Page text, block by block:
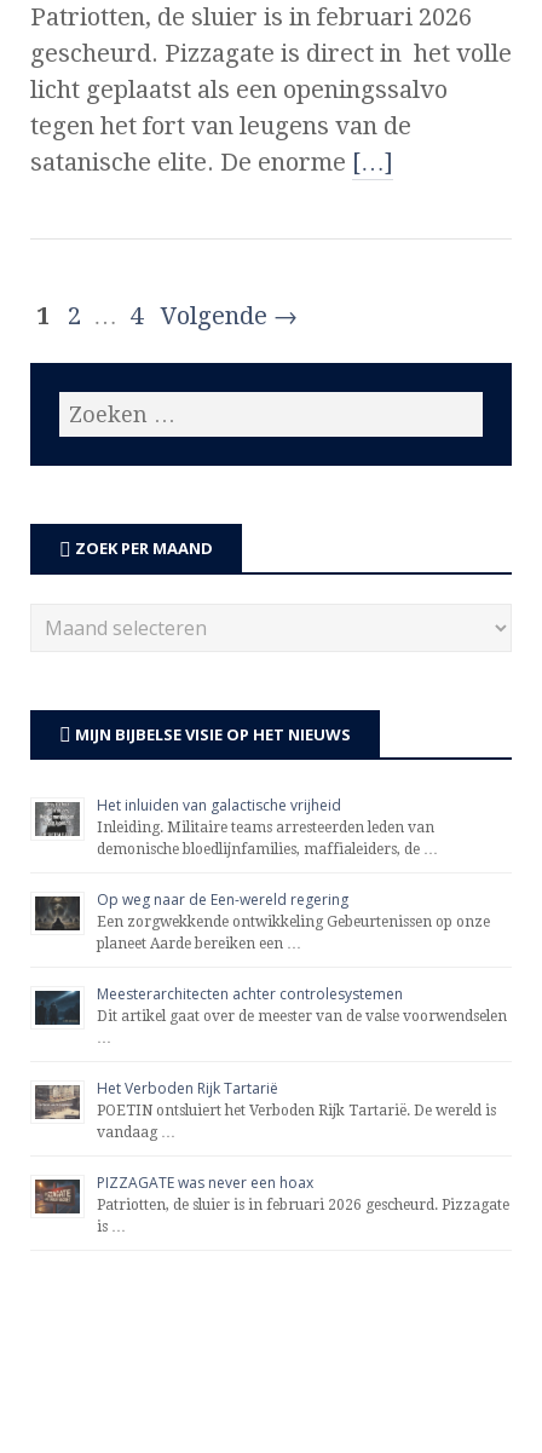
Patriotten, de sluier is in februari 2026
gescheurd. Pizzagate is direct in het volle
licht geplaatst als een openingssalvo
tegen het fort van leugens van de
satanische elite. De enorme […]
1 2 … 4 Volgende →
ZOEK PER MAAND
MIJN BIJBELSE VISIE OP HET NIEUWS
Het inluiden van galactische vrijheid
Inleiding. Militaire teams arresteerden leden van
demonische bloedlijnfamilies, maffialeiders, de …
Op weg naar de Een-wereld regering
Een zorgwekkende ontwikkeling Gebeurtenissen op onze
planeet Aarde bereiken een …
Meesterarchitecten achter controlesystemen
Dit artikel gaat over de meester van de valse voorwendselen
…
Het Verboden Rijk Tartarië
POETIN ontsluiert het Verboden Rijk Tartarië. De wereld is
vandaag …
PIZZAGATE was never een hoax
Patriotten, de sluier is in februari 2026 gescheurd. Pizzagate
is …